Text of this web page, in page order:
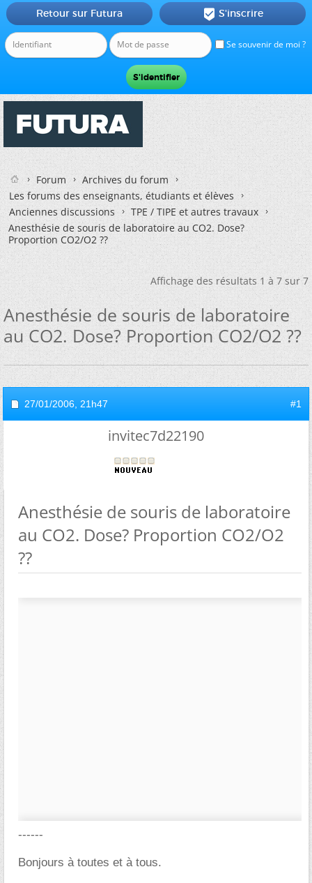
Se souvenir de moi ?
Retour sur Futura  S'inscrire
Forum
Archives du forum
Les forums des enseignants, étudiants et élèves
Anciennes discussions
TPE / TIPE et autres travaux
Anesthésie de souris de laboratoire au CO2. Dose?
Proportion CO2/O2 ??
Affichage des résultats 1 à 7 sur 7
Anesthésie de souris de laboratoire
au CO2. Dose? Proportion CO2/O2 ??
27/01/2006, 21h47 #1
invitec7d22190
Anesthésie de souris de laboratoire
au CO2. Dose? Proportion CO2/O2
??
------
Bonjours à toutes et à tous.